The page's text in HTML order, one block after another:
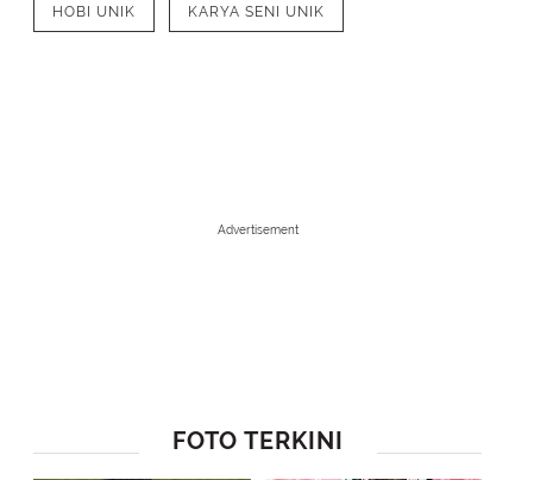
HOBI UNIK KARYA SENI UNIK
Advertisement
FOTO TERKINI